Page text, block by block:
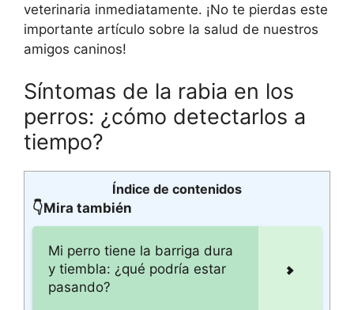
veterinaria inmediatamente. ¡No te pierdas este
importante artículo sobre la salud de nuestros
amigos caninos!
Síntomas de la rabia en los
perros: ¿cómo detectarlos a
tiempo?
Índice de contenidos
👇Mira también
Mi perro tiene la barriga dura
y tiembla: ¿qué podría estar
pasando?